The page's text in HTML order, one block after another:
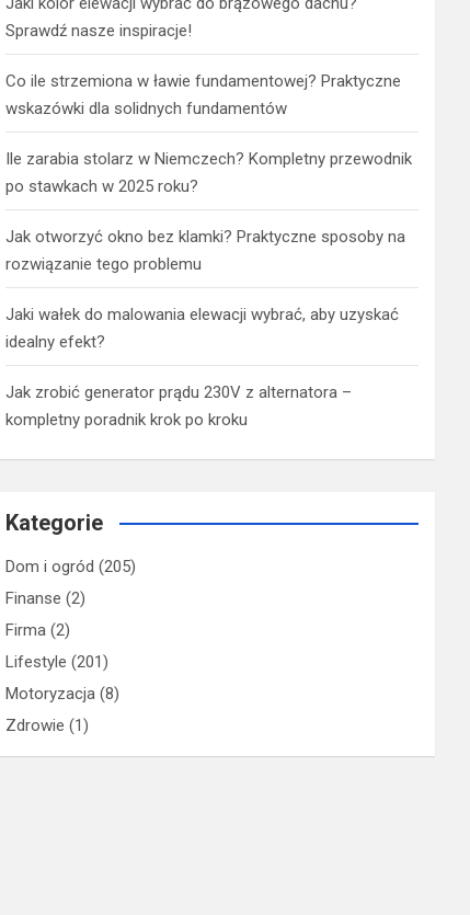
Sprawdź nasze inspiracje!
Co ile strzemiona w ławie fundamentowej? Praktyczne
wskazówki dla solidnych fundamentów
Ile zarabia stolarz w Niemczech? Kompletny przewodnik
po stawkach w 2025 roku?
Jak otworzyć okno bez klamki? Praktyczne sposoby na
rozwiązanie tego problemu
Jaki wałek do malowania elewacji wybrać, aby uzyskać
idealny efekt?
Jak zrobić generator prądu 230V z alternatora –
kompletny poradnik krok po kroku
Kategorie
Dom i ogród (205)
Finanse (2)
Firma (2)
Lifestyle (201)
Motoryzacja (8)
Zdrowie (1)